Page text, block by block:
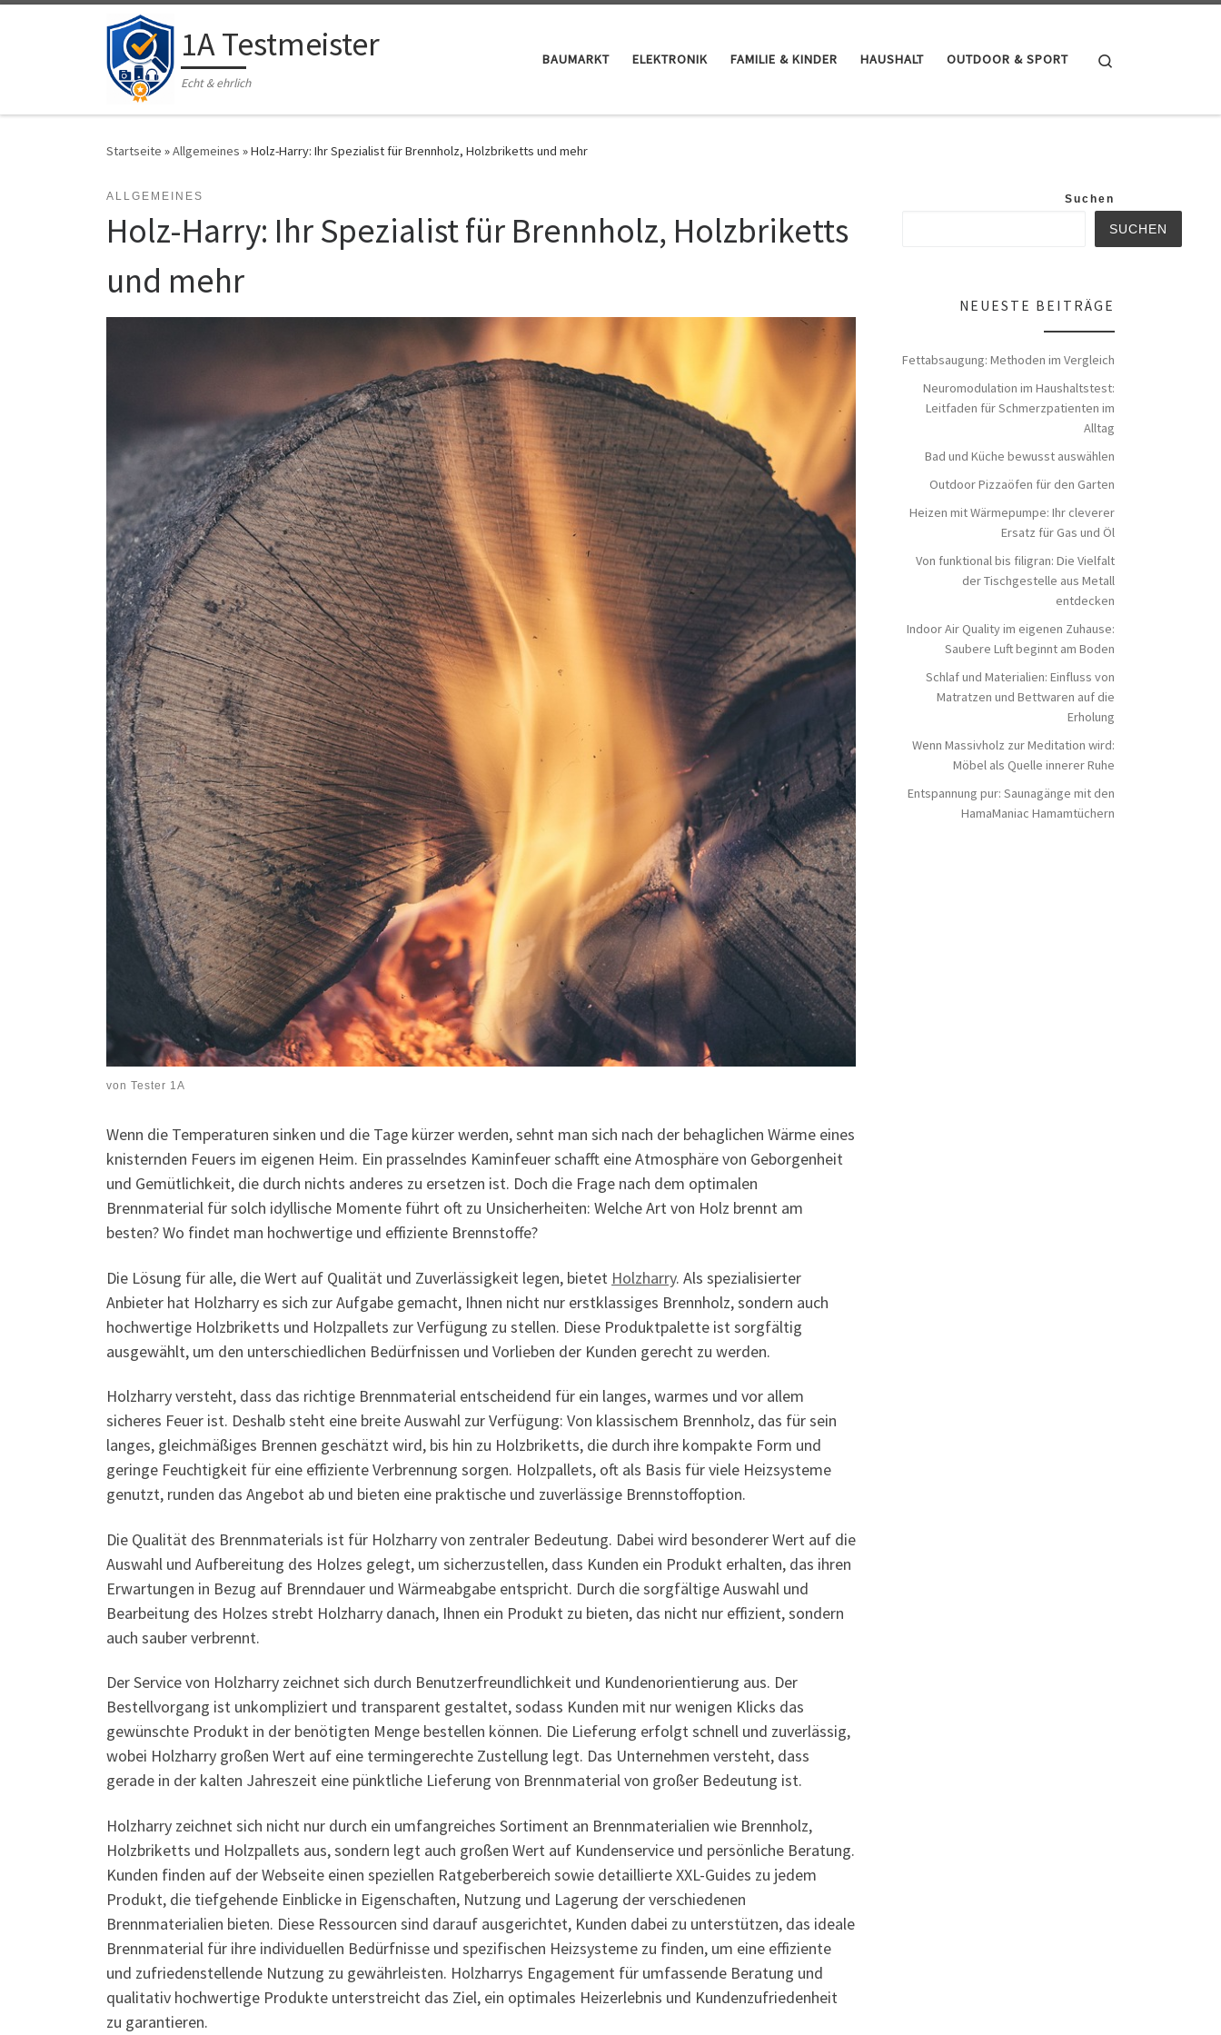
Zum Inhalt springen 1A Testmeister
Echt & ehrlich
BAUMARKT ELEKTRONIK FAMILIE & KINDER HAUSHALT OUTDOOR & SPORT
Startseite »Allgemeines »Holz-Harry: Ihr Spezialist für Brennholz, Holzbriketts und mehr
ALLGEMEINES
Holz-Harry: Ihr Spezialist für Brennholz, Holzbriketts
und mehr
von Tester 1A
Wenn die Temperaturen sinken und die Tage kürzer werden, sehnt man sich nach der behaglichen Wärme eines
knisternden Feuers im eigenen Heim. Ein prasselndes Kaminfeuer schafft eine Atmosphäre von Geborgenheit
und Gemütlichkeit, die durch nichts anderes zu ersetzen ist. Doch die Frage nach dem optimalen
Brennmaterial für solch idyllische Momente führt oft zu Unsicherheiten: Welche Art von Holz brennt am
besten? Wo findet man hochwertige und effiziente Brennstoffe?
Die Lösung für alle, die Wert auf Qualität und Zuverlässigkeit legen, bietet Holzharry. Als spezialisierter
Anbieter hat Holzharry es sich zur Aufgabe gemacht, Ihnen nicht nur erstklassiges Brennholz, sondern auch
hochwertige Holzbriketts und Holzpallets zur Verfügung zu stellen. Diese Produktpalette ist sorgfältig
ausgewählt, um den unterschiedlichen Bedürfnissen und Vorlieben der Kunden gerecht zu werden.
Holzharry versteht, dass das richtige Brennmaterial entscheidend für ein langes, warmes und vor allem
sicheres Feuer ist. Deshalb steht eine breite Auswahl zur Verfügung: Von klassischem Brennholz, das für sein
langes, gleichmäßiges Brennen geschätzt wird, bis hin zu Holzbriketts, die durch ihre kompakte Form und
geringe Feuchtigkeit für eine effiziente Verbrennung sorgen. Holzpallets, oft als Basis für viele Heizsysteme
genutzt, runden das Angebot ab und bieten eine praktische und zuverlässige Brennstoffoption.
Die Qualität des Brennmaterials ist für Holzharry von zentraler Bedeutung. Dabei wird besonderer Wert auf die
Auswahl und Aufbereitung des Holzes gelegt, um sicherzustellen, dass Kunden ein Produkt erhalten, das ihren
Erwartungen in Bezug auf Brenndauer und Wärmeabgabe entspricht. Durch die sorgfältige Auswahl und
Bearbeitung des Holzes strebt Holzharry danach, Ihnen ein Produkt zu bieten, das nicht nur effizient, sondern
auch sauber verbrennt.
Der Service von Holzharry zeichnet sich durch Benutzerfreundlichkeit und Kundenorientierung aus. Der
Bestellvorgang ist unkompliziert und transparent gestaltet, sodass Kunden mit nur wenigen Klicks das
gewünschte Produkt in der benötigten Menge bestellen können. Die Lieferung erfolgt schnell und zuverlässig,
wobei Holzharry großen Wert auf eine termingerechte Zustellung legt. Das Unternehmen versteht, dass
gerade in der kalten Jahreszeit eine pünktliche Lieferung von Brennmaterial von großer Bedeutung ist.
Holzharry zeichnet sich nicht nur durch ein umfangreiches Sortiment an Brennmaterialien wie Brennholz,
Holzbriketts und Holzpallets aus, sondern legt auch großen Wert auf Kundenservice und persönliche Beratung.
Kunden finden auf der Webseite einen speziellen Ratgeberbereich sowie detaillierte XXL-Guides zu jedem
Produkt, die tiefgehende Einblicke in Eigenschaften, Nutzung und Lagerung der verschiedenen
Brennmaterialien bieten. Diese Ressourcen sind darauf ausgerichtet, Kunden dabei zu unterstützen, das ideale
Brennmaterial für ihre individuellen Bedürfnisse und spezifischen Heizsysteme zu finden, um eine effiziente
und zufriedenstellende Nutzung zu gewährleisten. Holzharrys Engagement für umfassende Beratung und
qualitativ hochwertige Produkte unterstreicht das Ziel, ein optimales Heizerlebnis und Kundenzufriedenheit
zu garantieren.
Suchen
SUCHEN
NEUESTE BEITRÄGE
Fettabsaugung: Methoden im Vergleich
Neuromodulation im Haushaltstest:
Leitfaden für Schmerzpatienten im
Alltag
Bad und Küche bewusst auswählen
Outdoor Pizzaöfen für den Garten
Heizen mit Wärmepumpe: Ihr cleverer
Ersatz für Gas und Öl
Von funktional bis filigran: Die Vielfalt
der Tischgestelle aus Metall
entdecken
Indoor Air Quality im eigenen Zuhause:
Saubere Luft beginnt am Boden
Schlaf und Materialien: Einfluss von
Matratzen und Bettwaren auf die
Erholung
Wenn Massivholz zur Meditation wird:
Möbel als Quelle innerer Ruhe
Entspannung pur: Saunagänge mit den
HamaManiac Hamamtüchern